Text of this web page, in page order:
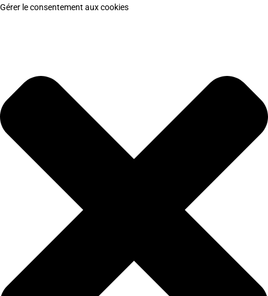
Gérer le consentement aux cookies